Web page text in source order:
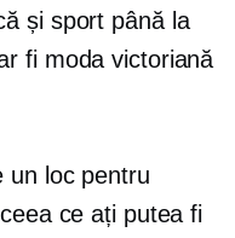
și sport până la
fi moda victoriană
un loc pentru
ce ați putea fi